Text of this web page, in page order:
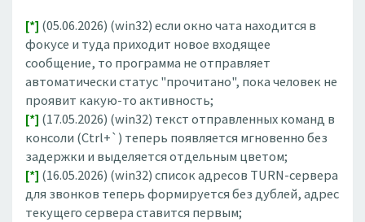
[*] (05.06.2026) (win32) если окно чата находится в
фокусе и туда приходит новое входящее
сообщение, то программа не отправляет
автоматически статус "прочитано", пока человек не
проявит какую-то активность;
[*] (17.05.2026) (win32) текст отправленных команд в
консоли (Ctrl+`) теперь появляется мгновенно без
задержки и выделяется отдельным цветом;
[*] (16.05.2026) (win32) список адресов TURN-сервера
для звонков теперь формируется без дублей, адрес
текущего сервера ставится первым;